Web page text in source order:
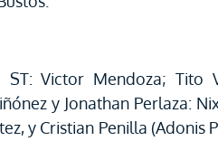
ST: Victor Mendoza; Tito
y Jonathan Perlaza:
y Cristian Penilla (Adonis